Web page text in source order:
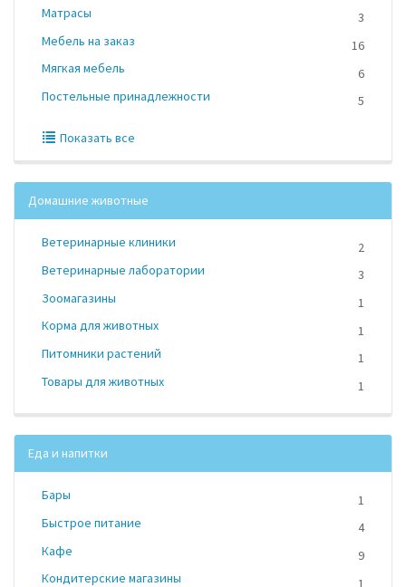
Матрасы
3
Мебель на заказ
16
Мягкая мебель
6
Постельные принадлежности
5
Показать все
Домашние животные
Ветеринарные клиники
2
Ветеринарные лаборатории
3
Зоомагазины
1
Корма для животных
1
Питомники растений
1
Товары для животных
1
Еда и напитки
Бары
1
Быстрое питание
4
Кафе
9
Кондитерские магазины
1